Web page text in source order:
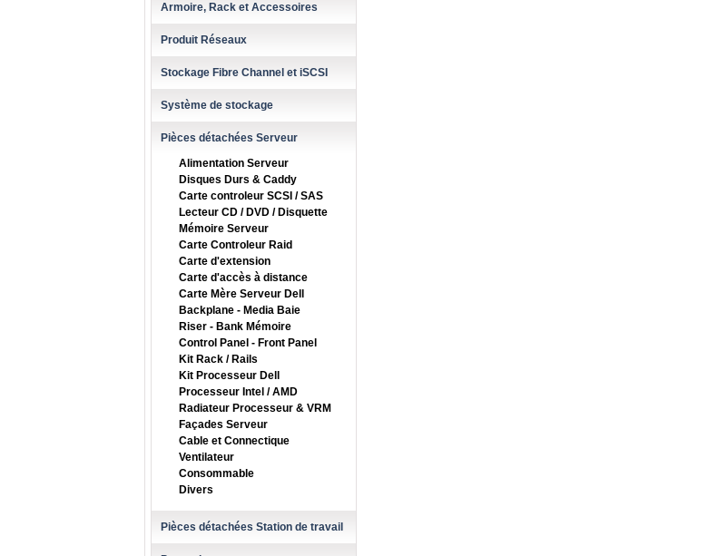
Armoire, Rack et Accessoires
Produit Réseaux
Stockage Fibre Channel et iSCSI
Système de stockage
Pièces détachées Serveur
Alimentation Serveur
Disques Durs & Caddy
Carte controleur SCSI / SAS
Lecteur CD / DVD / Disquette
Mémoire Serveur
Carte Controleur Raid
Carte d'extension
Carte d'accès à distance
Carte Mère Serveur Dell
Backplane - Media Baie
Riser - Bank Mémoire
Control Panel - Front Panel
Kit Rack / Rails
Kit Processeur Dell
Processeur Intel / AMD
Radiateur Processeur & VRM
Façades Serveur
Cable et Connectique
Ventilateur
Consommable
Divers
Pièces détachées Station de travail